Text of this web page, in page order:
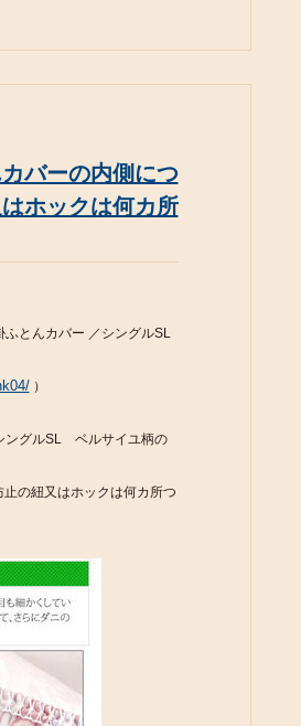
バーの内側につ
ホックは何カ所
とんカバー ／シングルSL
）
ングルSL ベルサイユ柄の
の紐又はホックは何カ所つ